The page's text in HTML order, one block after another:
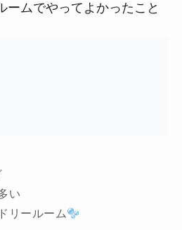
ームでやってよかったこと
い
リールーム